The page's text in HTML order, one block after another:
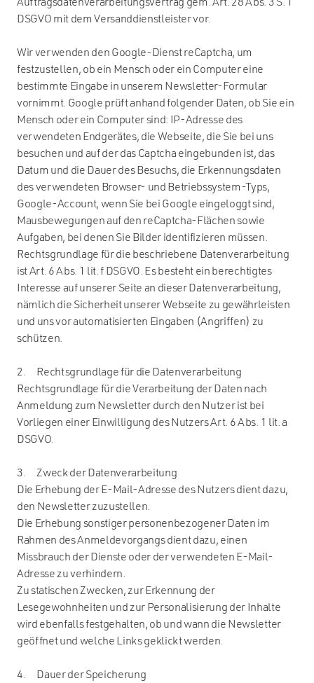
Auftragsdatenverarbeitungsvertrag gem. Art. 28 Abs. 3 S. 1
DSGVO mit dem Versanddienstleister vor.
Wir verwenden den Google-Dienst reCaptcha, um
festzustellen, ob ein Mensch oder ein Computer eine
bestimmte Eingabe in unserem Newsletter-Formular
vornimmt. Google prüft anhand folgender Daten, ob Sie ein
Mensch oder ein Computer sind: IP-Adresse des
verwendeten Endgerätes, die Webseite, die Sie bei uns
besuchen und auf der das Captcha eingebunden ist, das
Datum und die Dauer des Besuchs, die Erkennungsdaten
des verwendeten Browser- und Betriebssystem-Typs,
Google-Account, wenn Sie bei Google eingeloggt sind,
Mausbewegungen auf den reCaptcha-Flächen sowie
Aufgaben, bei denen Sie Bilder identifizieren müssen.
Rechtsgrundlage für die beschriebene Datenverarbeitung
ist Art. 6 Abs. 1 lit. f DSGVO. Es besteht ein berechtigtes
Interesse auf unserer Seite an dieser Datenverarbeitung,
nämlich die Sicherheit unserer Webseite zu gewährleisten
und uns vor automatisierten Eingaben (Angriffen) zu
schützen.
2. Rechtsgrundlage für die Datenverarbeitung
Rechtsgrundlage für die Verarbeitung der Daten nach
Anmeldung zum Newsletter durch den Nutzer ist bei
Vorliegen einer Einwilligung des Nutzers Art. 6 Abs. 1 lit. a
DSGVO.
3. Zweck der Datenverarbeitung
Die Erhebung der E-Mail-Adresse des Nutzers dient dazu,
den Newsletter zuzustellen.
Die Erhebung sonstiger personenbezogener Daten im
Rahmen des Anmeldevorgangs dient dazu, einen
Missbrauch der Dienste oder der verwendeten E-Mail-
Adresse zu verhindern.
Zu statischen Zwecken, zur Erkennung der
Lesegewohnheiten und zur Personalisierung der Inhalte
wird ebenfalls festgehalten, ob und wann die Newsletter
geöffnet und welche Links geklickt werden.
4. Dauer der Speicherung